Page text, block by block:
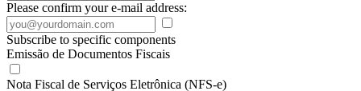
Please confirm your e-mail address:
Subscribe to specific components
Emissão de Documentos Fiscais
Nota Fiscal de Serviços Eletrônica (NFS-e)